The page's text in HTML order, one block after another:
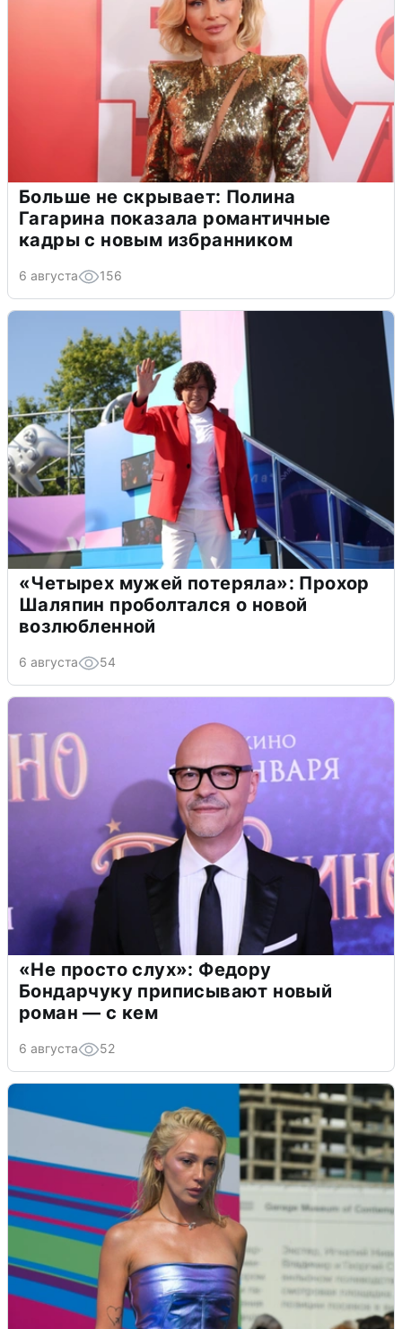
Больше не скрывает: Полина
Гагарина показала романтичные
кадры с новым избранником
6 августа 156
«Четырех мужей потеряла»: Прохор
Шаляпин проболтался о новой
возлюбленной
6 августа 54
«Не просто слух»: Федору
Бондарчуку приписывают новый
роман — с кем
6 августа 52